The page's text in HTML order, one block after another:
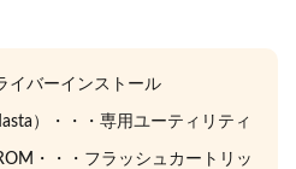
イバーインストール
）・・・専用ユーティリティ
・・・フラッシュカートリッ